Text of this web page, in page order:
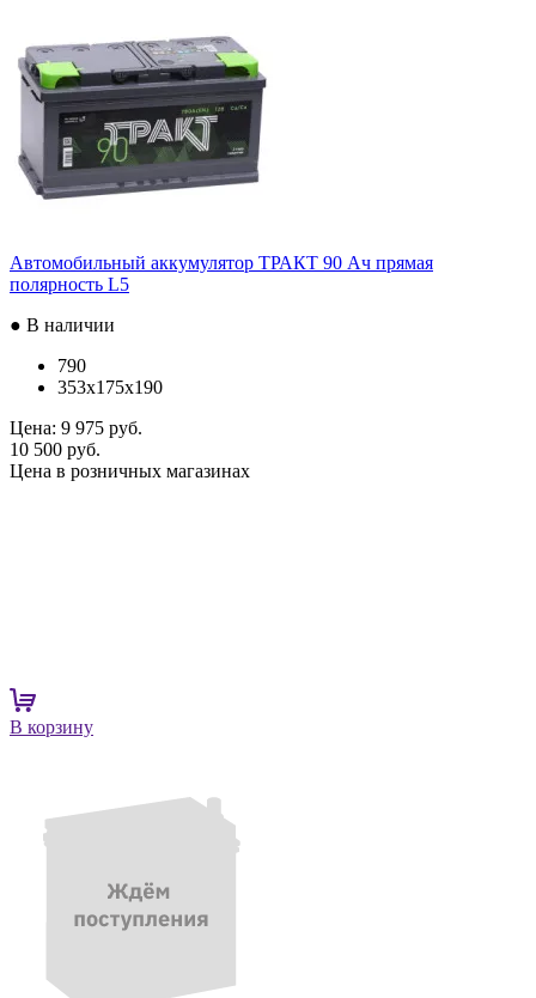
Автомобильный аккумулятор ТРАКТ 90 Ач прямая
полярность L5
● В наличии
790
353x175x190
Цена: 9 975 руб.
10 500 руб.
Цена в розничных магазинах
В корзину